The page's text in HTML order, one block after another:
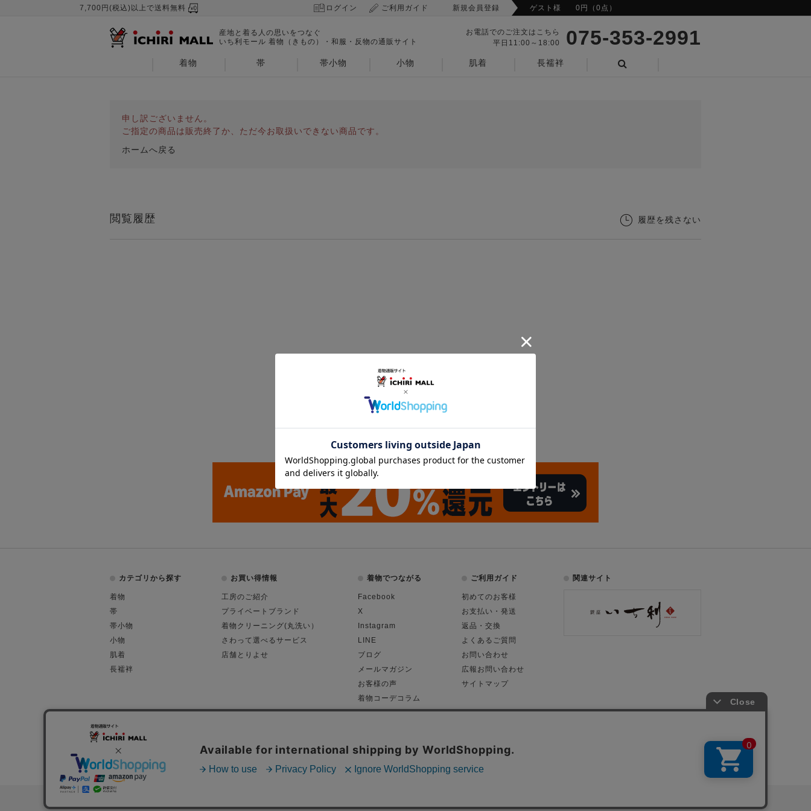
7,700円(税込)以上で送料無料 ログイン ご利用ガイド 新規会員登録 ゲスト様 0円（0点）
産地と着る人の思いをつなぐ
いち利モール 着物（きもの）・和服・反物の通販サイト
お電話でのご注文はこちら
平日11:00～18:00
075-353-2991
着物 帯 帯小物 小物 肌着
長襦袢
申し訳ございません。
ご指定の商品は販売終了か、ただ今お取扱いできない商品です。
ホームへ戻る
閲覧履歴 履歴を残さない
カテゴリから探す
着物
帯
帯小物
小物
肌着
長襦袢
お買い得情報
工房のご紹介
プライベートブランド
着物クリーニング(丸洗い）
さわって選べるサービス
店舗とりよせ
着物でつながる
Facebook
X
Instagram
LINE
ブログ
メールマガジン
お客様の声
着物コーデコラム
ご利用ガイド
初めてのお客様
お支払い・発送
返品・交換
よくあるご質問
お問い合わせ
広報お問い合わせ
サイトマップ
関連サイト